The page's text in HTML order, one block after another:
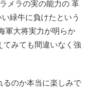
メラの実の能力の 革
緑牛に負けたという
軍大将実力が明らか
てみても間違いなく強
るのか本当に楽しみで